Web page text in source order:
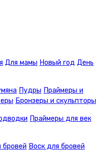
Для мамы Новый год День
Пудры Праймеры и
Бронзеры и скульпторы
Праймеры для век
бровей Воск для бровей